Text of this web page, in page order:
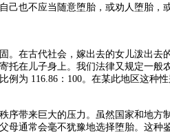
也不应当随意堕胎，或劝人堕胎，或
在古代社会，嫁出去的女儿泼出去
托在儿子身上。我们法律又规定一
例为 116.86：100。在某此地区这
带来巨大的压力。虽然国家和地方
通常会毫不犹豫地选择堕胎。这种